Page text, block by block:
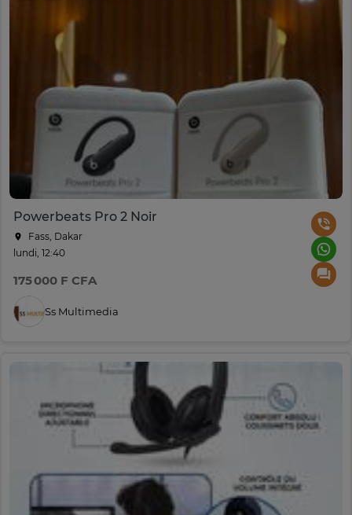
Powerbeats Pro 2 Noir
Fass, Dakar
lundi, 12:40
175 000 F CFA
Ss Multimedia